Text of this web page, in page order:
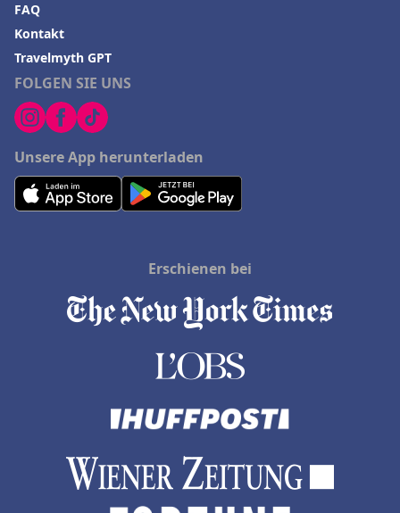
FOLGEN SIE UNS
Unsere App herunterladen
FAQ
Kontakt
Travelmyth GPT
Erschienen bei